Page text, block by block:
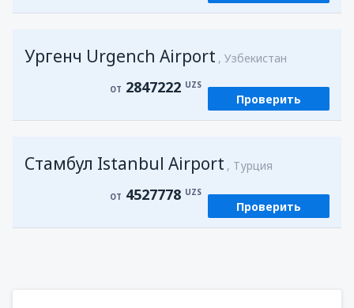
(SKD)
2430556
изУргенч, Urgench Airport (UGC)
Ургенч Urgench Airport Узбекистан
ОТ 2847222 UZS
Проверить
Стамбул Istanbul Airport Турция
ОТ 4527778 UZS
Проверить